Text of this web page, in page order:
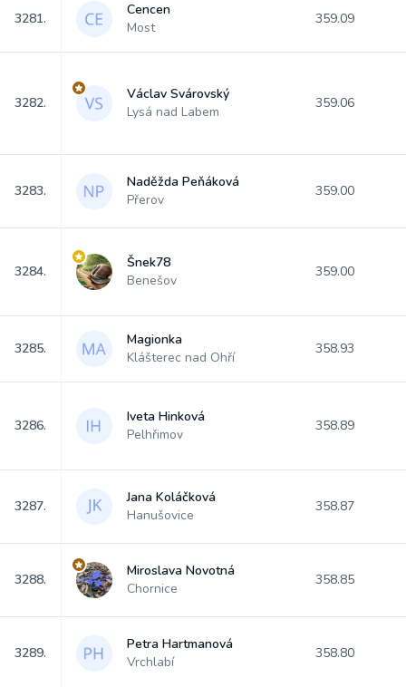
3281.
Cencen
Most
359.09
3282.
Václav Svárovský
Lysá nad Labem
359.06
3283.
Naděžda Peňáková
Přerov
359.00
3284.
Šnek78
Benešov
359.00
3285.
Magionka
Klášterec nad Ohří
358.93
3286.
Iveta Hinková
Pelhřimov
358.89
3287.
Jana Koláčková
Hanušovice
358.87
3288.
Miroslava Novotná
Chornice
358.85
3289.
Petra Hartmanová
Vrchlabí
358.80